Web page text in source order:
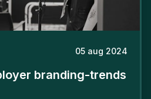
05 aug 2024
branding-trends